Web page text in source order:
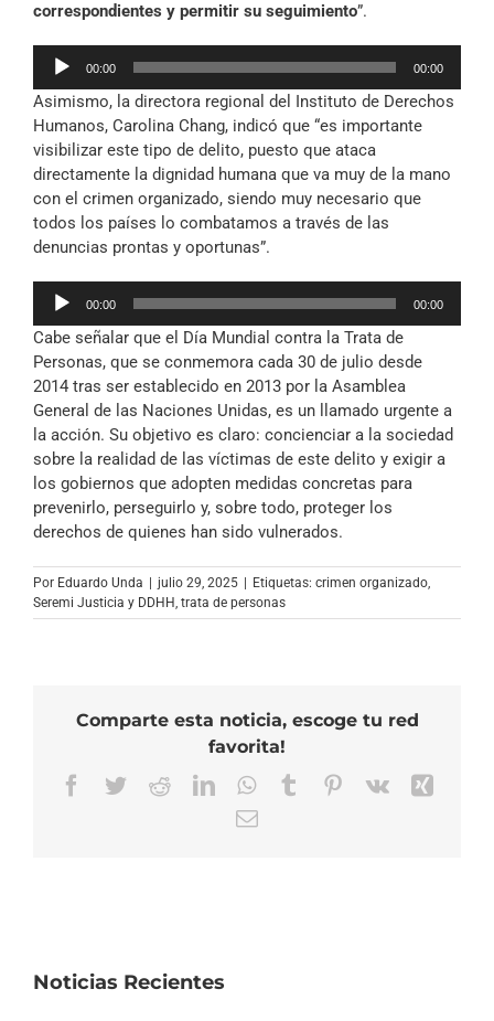
correspondientes y permitir su seguimiento”.
Reproductor
audio
00:00 00:00
Asimismo, la directora regional del Instituto de Derechos
Humanos, Carolina Chang, indicó que “es importante
visibilizar este tipo de delito, puesto que ataca
directamente la dignidad humana que va muy de la mano
con el crimen organizado, siendo muy necesario que
todos los países lo combatamos a través de las
denuncias prontas y oportunas”.
Reproductor
audio
00:00 00:00
Cabe señalar que el Día Mundial contra la Trata de
Personas, que se conmemora cada 30 de julio desde
2014 tras ser establecido en 2013 por la Asamblea
General de las Naciones Unidas, es un llamado urgente a
la acción. Su objetivo es claro: concienciar a la sociedad
sobre la realidad de las víctimas de este delito y exigir a
los gobiernos que adopten medidas concretas para
prevenirlo, perseguirlo y, sobre todo, proteger los
derechos de quienes han sido vulnerados.
Por Eduardo Unda julio 29, 2025 Etiquetas: crimen organizado,
Seremi Justicia y DDHH, trata de personas
Comparte esta noticia, escoge tu red
favorita!
Facebook
TwitterRedditLinkedInWhatsApp
TumblrPinterest
Vk
Correo
Noticias Recientes